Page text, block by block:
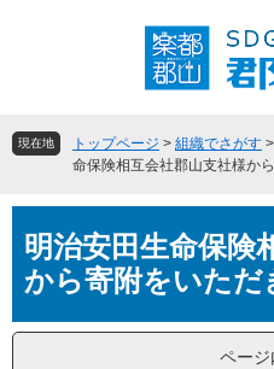
頭
飛現在地 トップページ > 組織でさがす >
命保険相互会社郡山支社様か
明治安田生命保険
から寄附をいただ
ページ